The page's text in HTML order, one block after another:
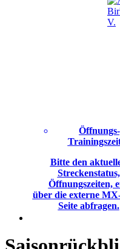
Bitte den
Streckenstatus,
Öffnungszeiten,
über die externe
Seite abfragen.